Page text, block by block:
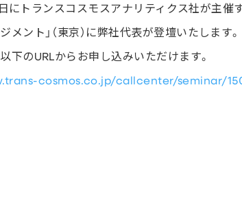
にトランスコスモスアナリティクス社が主催
メント」（東京）に弊社代表が登壇いたします。
下のURLからお申し込みいただけます。
cosmos.co.jp/callcenter/seminar/